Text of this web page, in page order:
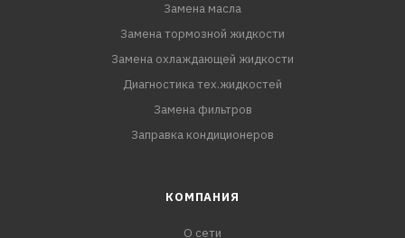
Замена масла
Замена тормозной жидкости
Замена охлаждающей жидкости
Диагностика тех.жидкостей
Замена фильтров
Заправка кондиционеров
КОМПАНИЯ
О сети